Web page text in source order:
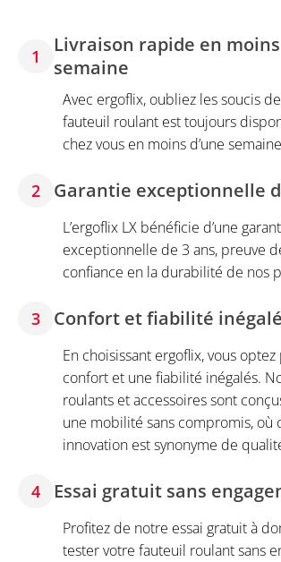
1
Livraison rapide en moins
semaine
Avec ergoflix, oubliez les soucis
fauteuil roulant est toujours
chez vous en moins d’une
2 Garantie exceptionnelle
L’ergoflix LX bénéficie d’une
exceptionnelle de 3 ans, preuve
confiance en la durabilité de nos
3 Confort et fiabilité
En choisissant ergoflix, vous
confort et une fiabilité inégalés.
roulants et accessoires sont
une mobilité sans compromis, où
innovation est synonyme de
4 Essai gratuit sans
Profitez de notre essai gratuit à
tester votre fauteuil roulant sans